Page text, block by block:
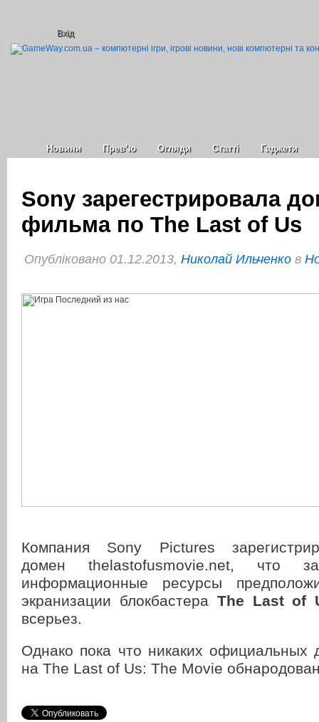
Вхід
Новини Прев’ю Огляди Статті Гаджети
Sony зарегестрировала
фильма по The Last of Us
Опубліковано 01.12.2013, Николай Ильченко в
Компания Sony Pictures
домен thelastofusmovie.net, что
информационные ресурсы
экранизации блокбастераThe Last of
всерьез.
Однако пока что никаких официальных
на The Last of Us: The Movie